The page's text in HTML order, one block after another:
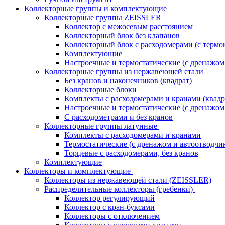
Коллекторные группы и комплектующие
Коллекторные группы ZEISSLER
Коллектор с межосевым расстоянием
Коллекторный блок без клапанов
Коллекторный блок с расходомерами (с
Комплектующие
Настроечные и термостатические (с
Коллекторные группы из нержавеющей стали
Без кранов и наконечников (квадрат)
Коллекторные блоки
Комплекты с расходомерами и кранами
Настроечные и термостатические (с
С расходометрами и без кранов
Коллекторные группы латунные
Комплекты с расходомерами и кранами
Термостатические (с дренажом и
Торцевые с расходомерами, без кранов
Комплектующие
Коллекторы и комплектующие
Коллекторы из нержавеющей стали (ZEISSLER)
Распределительные коллекторы (гребенки)
Коллектор регулирующий
Коллектор с кран-буксами
Коллекторы с отключением